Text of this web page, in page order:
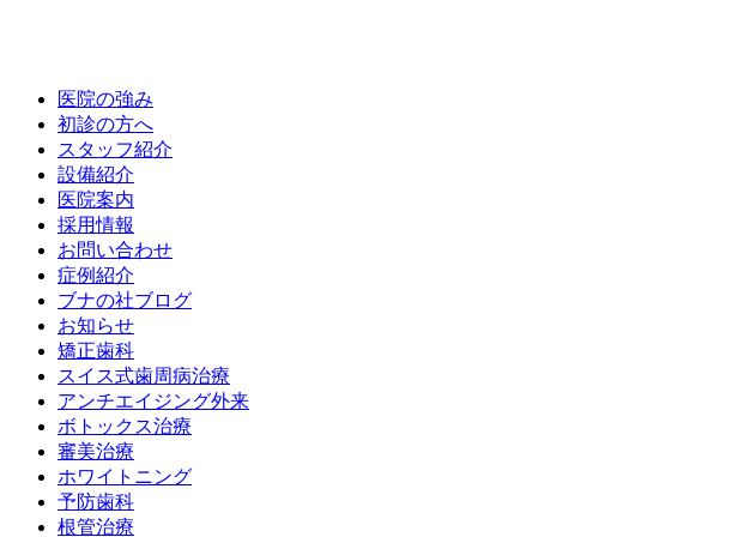
医院の強み
初診の方へ
スタッフ紹介
設備紹介
医院案内
採用情報
お問い合わせ
症例紹介
ブナの社ブログ
お知らせ
矯正歯科
スイス式歯周病治療
アンチエイジング外来
ボトックス治療
審美治療
ホワイトニング
予防歯科
根管治療